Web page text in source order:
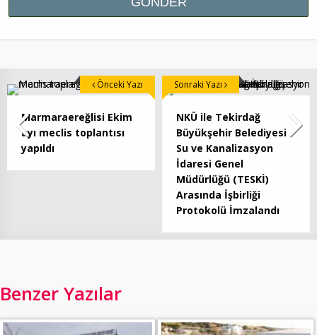
Marmaraereğlisi Ekim
ayı meclis toplantısı
yapıldı
Önceki Yazı
NKÜ ile Tekirdağ
Büyükşehir Belediyesi
Su ve Kanalizasyon
İdaresi Genel
Müdürlüğü (TESKİ)
Arasında İşbirliği
Protokolü İmzalandı
Sonraki Yazı
Benzer Yazılar